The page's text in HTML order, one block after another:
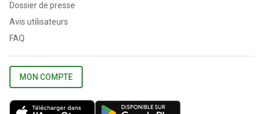
Dossier de presse
Avis utilisateurs
FAQ
MON COMPTE